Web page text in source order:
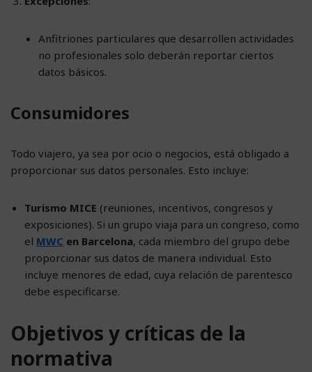
Anfitriones particulares que desarrollen actividades
no profesionales solo deberán reportar ciertos
datos básicos.
Consumidores
Todo viajero, ya sea por ocio o negocios, está obligado a
proporcionar sus datos personales. Esto incluye:
Turismo MICE (reuniones, incentivos, congresos y
exposiciones). Si un grupo viaja para un congreso, como
el MWC en Barcelona, cada miembro del grupo debe
proporcionar sus datos de manera individual. Esto
incluye menores de edad, cuya relación de parentesco
debe especificarse.
Objetivos y críticas de la
normativa